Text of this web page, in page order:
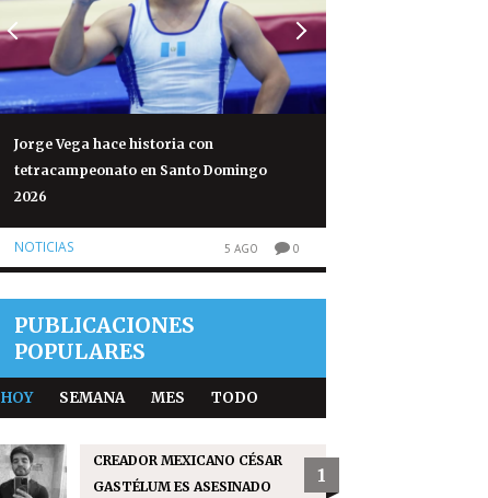
Jorge Vega hace historia con
tetracampeonato en Santo Domingo
2026
NOTICIAS 5 AGO 0
PUBLICACIONES
POPULARES
HOY SEMANA MES TODO
CREADOR MEXICANO CÉSAR
GASTÉLUM ES ASESINADO
1